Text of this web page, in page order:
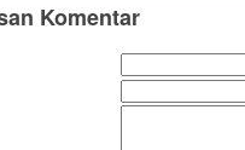
Komentar